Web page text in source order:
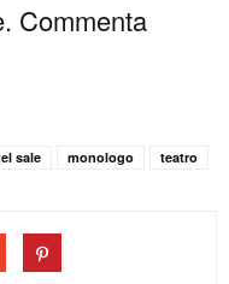
Commenta
sale monologo teatro